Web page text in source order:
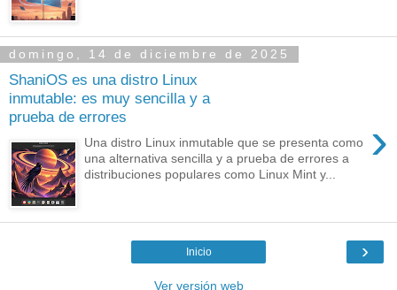
domingo, 14 de diciembre de 2025
ShaniOS es una distro Linux
inmutable: es muy sencilla y a
prueba de errores
›
Una distro Linux inmutable que se presenta como
una alternativa sencilla y a prueba de errores a
distribuciones populares como Linux Mint y...
›
Inicio
Ver versión web